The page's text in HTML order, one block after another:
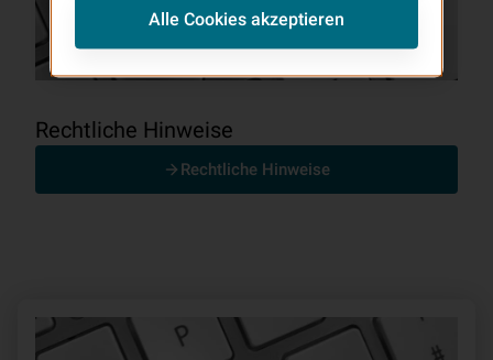
Rechtliche Hinweise
Rechtliche Hinweise
Alle Cookies akzeptieren